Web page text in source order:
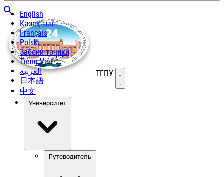
English
Қазақ тілі
Français
Polski
Забони тоҷикӣ
Tiếng Việt
العربية
日本語
中文
ТГПУ Открыть меню
Университет
Путеводитель